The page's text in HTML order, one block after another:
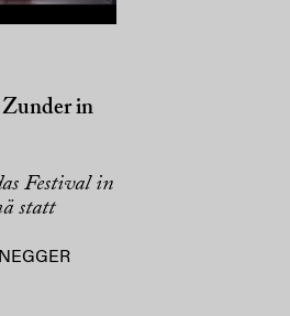
Zunder in
Festival in
statt